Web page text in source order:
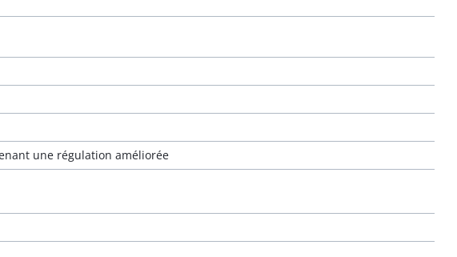
une régulation améliorée